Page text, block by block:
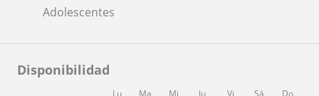
Adolescentes
Disponibilidad
Lu Ma Mi Ju Vi Sá Do